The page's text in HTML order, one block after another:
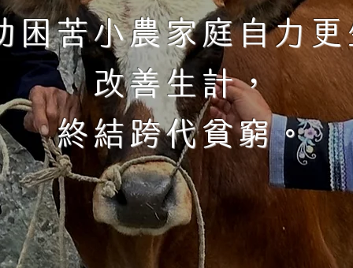
困苦小農家庭自力
改善生計，
終結跨代貧窮。